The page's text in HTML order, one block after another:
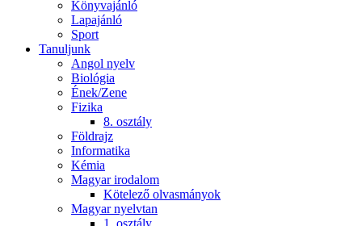
Könyvajánló
Lapajánló
Sport
Tanuljunk
Angol nyelv
Biológia
Ének/Zene
Fizika
8. osztály
Földrajz
Informatika
Kémia
Magyar irodalom
Kötelező olvasmányok
Magyar nyelvtan
1. osztály